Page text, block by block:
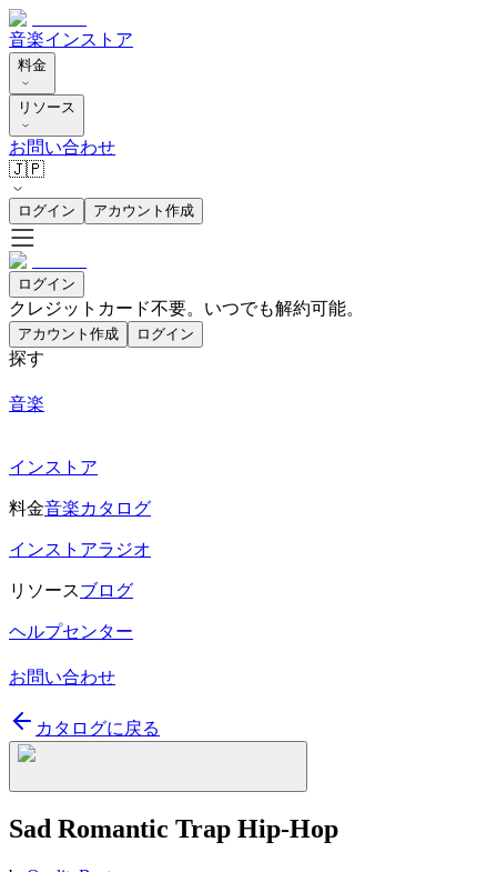
音楽インストア
料金
リソース
お問い合わせ
🇯🇵
ログイン アカウント作成
ログイン
クレジットカード不要。いつでも解約可能。
アカウント作成 ログイン
探す
音楽
インストア
料金音楽カタログ
インストアラジオ
リソースブログ
ヘルプセンター
お問い合わせ
カタログに戻る
Sad Romantic Trap Hip-Hop